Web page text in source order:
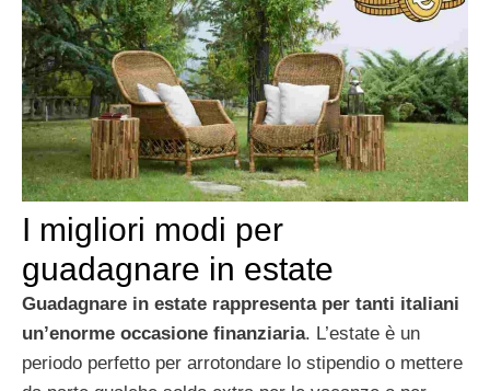
I migliori modi per
guadagnare in estate
Guadagnare in estate rappresenta per tanti italiani
un’enorme occasione finanziaria. L’estate è un
periodo perfetto per arrotondare lo stipendio o mettere